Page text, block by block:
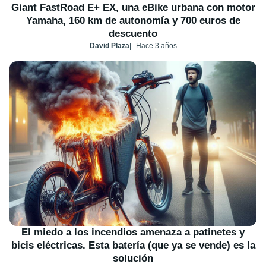
Giant FastRoad E+ EX, una eBike urbana con motor
Yamaha, 160 km de autonomía y 700 euros de
descuento
David Plaza Hace 3 años
El miedo a los incendios amenaza a patinetes y
bicis eléctricas. Esta batería (que ya se vende) es la
solución